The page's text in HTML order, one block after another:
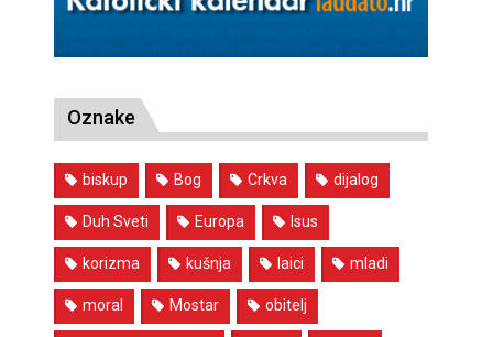
Oznake
biskup Bog Crkva dijalog
Duh Sveti Europa Isus
korizma kušnja laici mladi
moral Mostar obitelj